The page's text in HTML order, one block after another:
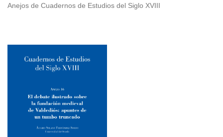
Anejos de Cuadernos de Estudios del Siglo XVIII